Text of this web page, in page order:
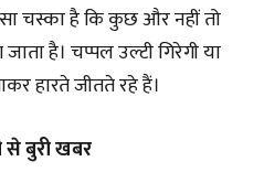
चस्का है कि कुछ और नहीं तो
है। चप्पल उल्टी गिरेगी या
हारते जीतते रहे हैं।
से बुरी खबर